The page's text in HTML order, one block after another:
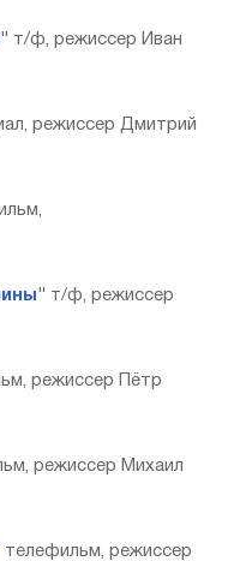
т/ф, режиссер Иван
режиссер Дмитрий
т/ф, режиссер
режиссер Пётр
режиссер Михаил
телефильм, режиссер